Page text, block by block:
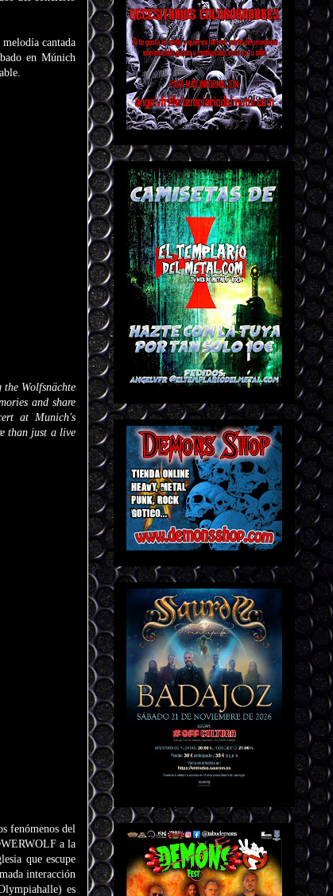
cantada
en Múnich
Wolfsnächte
and share
at Munich's
than just a live
fenómenos del
a la
que escupe
interacción
es